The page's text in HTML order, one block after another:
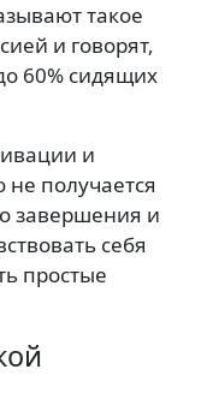
такое
и говорят,
60% сидящих
и
получается
завершения и
себя
простые